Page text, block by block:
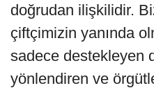
doğrudan ilişkilidir.
çiftçimizin yanında
sadece destekleyen
yönlendiren ve